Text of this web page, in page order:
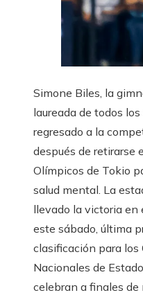
Simone Biles, la
laureada de todos
regresado a la
después de retirarse
Olímpicos de Tokio
salud mental. La
llevado la victoria en
este sábado, última
clasificación para los
Nacionales de
celebran a finales de